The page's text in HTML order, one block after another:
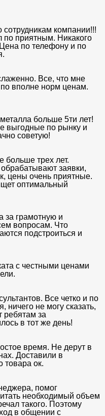
сотрудникам компании!!!
по приятным. Никакого
по телефону и по
Все, что мне
вполне норм ценам.
больше 5ти лет!
выгодные по рынку и
советую!
больше трех лет.
заявки,
цены очень приятные.
оптимальный
за грамотную и
вопросам. Что
подстроиться и
с честными ценами
Все четко и по
ничего не могу сказать,
ребятам за
в тот же день!
время. Не дерут в
Доставили в
товара ок.
помог
необходимый объем
такого. Поэтому
в общении с